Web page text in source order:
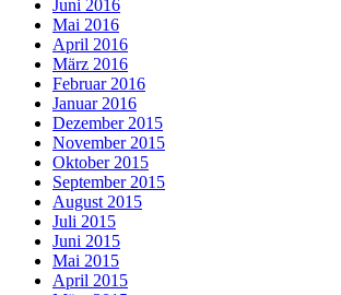
Juni 2016
Mai 2016
April 2016
März 2016
Februar 2016
Januar 2016
Dezember 2015
November 2015
Oktober 2015
September 2015
August 2015
Juli 2015
Juni 2015
Mai 2015
April 2015